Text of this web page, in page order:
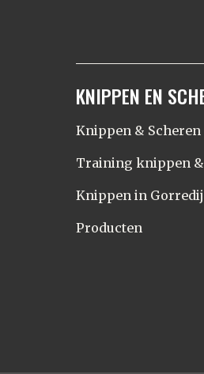
KNIPPEN EN
Knippen & Scheren
Training knippen
Knippen in
Producten